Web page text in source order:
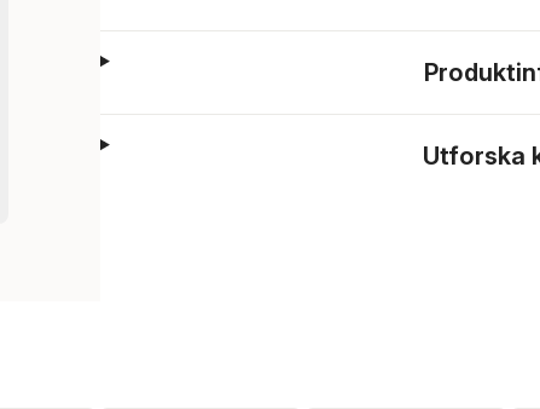
Utforska